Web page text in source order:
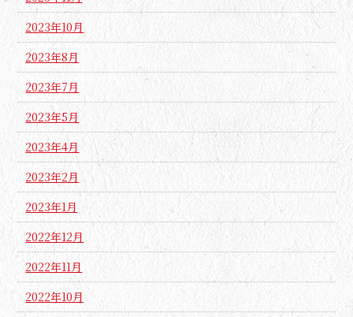
2023年10月
2023年8月
2023年7月
2023年5月
2023年4月
2023年2月
2023年1月
2022年12月
2022年11月
2022年10月